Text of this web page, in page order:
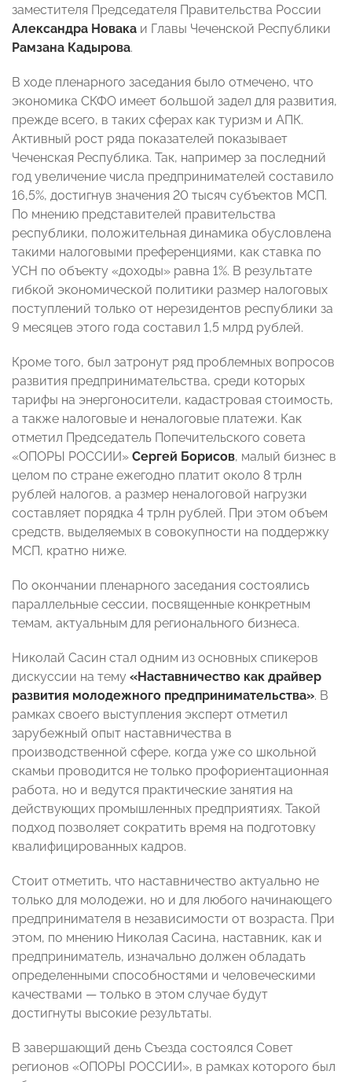
заместителя Председателя Правительства России
Александра Новака и Главы Чеченской Республики
Рамзана Кадырова.
В ходе пленарного заседания было отмечено, что
экономика СКФО имеет большой задел для развития,
прежде всего, в таких сферах как туризм и АПК.
Активный рост ряда показателей показывает
Чеченская Республика. Так, например за последний
год увеличение числа предпринимателей составило
16,5%, достигнув значения 20 тысяч субъектов МСП.
По мнению представителей правительства
республики, положительная динамика обусловлена
такими налоговыми преференциями, как ставка по
УСН по объекту «доходы» равна 1%. В результате
гибкой экономической политики размер налоговых
поступлений только от нерезидентов республики за
9 месяцев этого года составил 1,5 млрд рублей.
Кроме того, был затронут ряд проблемных вопросов
развития предпринимательства, среди которых
тарифы на энергоносители, кадастровая стоимость,
а также налоговые и неналоговые платежи. Как
отметил Председатель Попечительского совета
«ОПОРЫ РОССИИ» Сергей Борисов, малый бизнес в
целом по стране ежегодно платит около 8 трлн
рублей налогов, а размер неналоговой нагрузки
составляет порядка 4 трлн рублей. При этом объем
средств, выделяемых в совокупности на поддержку
МСП, кратно ниже.
По окончании пленарного заседания состоялись
параллельные сессии, посвященные конкретным
темам, актуальным для регионального бизнеса.
Николай Сасин стал одним из основных спикеров
дискуссии на тему «Наставничество как драйвер
развития молодежного предпринимательства». В
рамках своего выступления эксперт отметил
зарубежный опыт наставничества в
производственной сфере, когда уже со школьной
скамьи проводится не только профориентационная
работа, но и ведутся практические занятия на
действующих промышленных предприятиях. Такой
подход позволяет сократить время на подготовку
квалифицированных кадров.
Стоит отметить, что наставничество актуально не
только для молодежи, но и для любого начинающего
предпринимателя в независимости от возраста. При
этом, по мнению Николая Сасина, наставник, как и
предприниматель, изначально должен обладать
определенными способностями и человеческими
качествами — только в этом случае будут
достигнуты высокие результаты.
В завершающий день Съезда состоялся Совет
регионов «ОПОРЫ РОССИИ», в рамках которого был